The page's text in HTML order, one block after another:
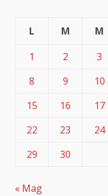
L M M
1
2 3
8
9 10
15
16 17
22
23 24
29
30
« Mag